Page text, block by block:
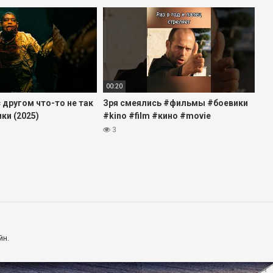
другом что-то не так
(2025)
00:20
Зря смеялись #фильмы #боевики
#kino #film #кино #movie
#чтопосмотреть
3